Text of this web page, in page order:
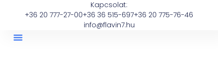
Kapcsolat:
+36 20 777-27-00+36 36 515-697+36 20 775-76-46
info@flavin7.hu